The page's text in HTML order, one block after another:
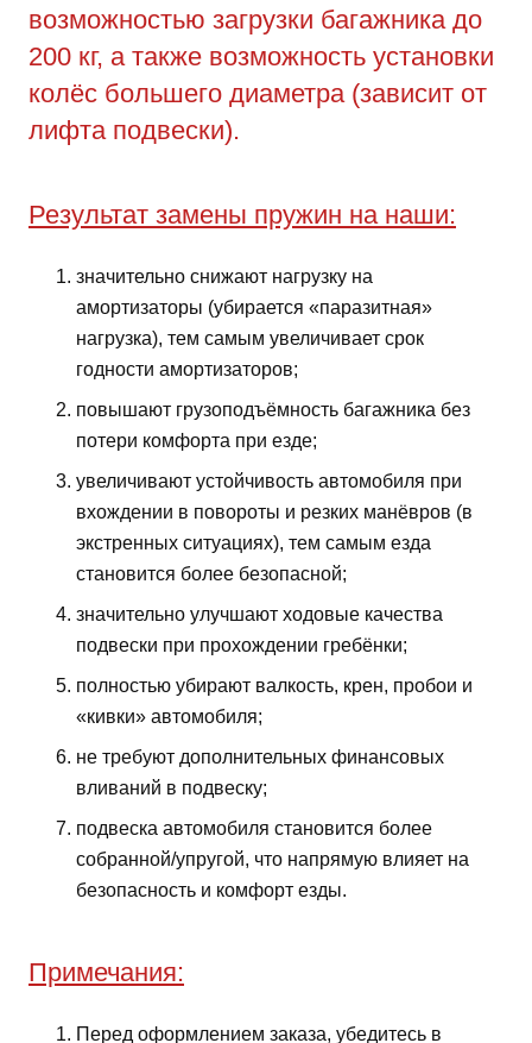
возможностью загрузки багажника до
200 кг, а также возможность установки
колёс большего диаметра (зависит от
лифта подвески).
Результат замены пружин на наши:
значительно снижают нагрузку на
амортизаторы (убирается «паразитная»
нагрузка), тем самым увеличивает срок
годности амортизаторов;
повышают грузоподъёмность багажника без
потери комфорта при езде;
увеличивают устойчивость автомобиля при
вхождении в повороты и резких манёвров (в
экстренных ситуациях), тем самым езда
становится более безопасной;
значительно улучшают ходовые качества
подвески при прохождении гребёнки;
полностью убирают валкость, крен, пробои и
«кивки» автомобиля;
не требуют дополнительных финансовых
вливаний в подвеску;
подвеска автомобиля становится более
собранной/упругой, что напрямую влияет на
безопасность и комфорт езды.
Примечания:
Перед оформлением заказа, убедитесь в